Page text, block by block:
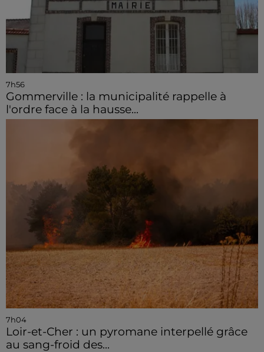
7h56
Gommerville : la municipalité rappelle à
l'ordre face à la hausse...
7h04
Loir-et-Cher : un pyromane interpellé grâce
au sang-froid des...